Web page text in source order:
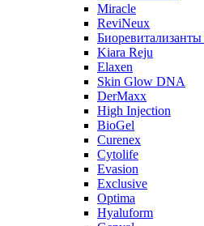
Miracle
ReviNeux
Kiara Reju
Elaxen
Skin Glow DNA
DerMaxx
High Injection
BioGel
Curenex
Cytolife
Evasion
Exclusive
Optima
Hyaluform